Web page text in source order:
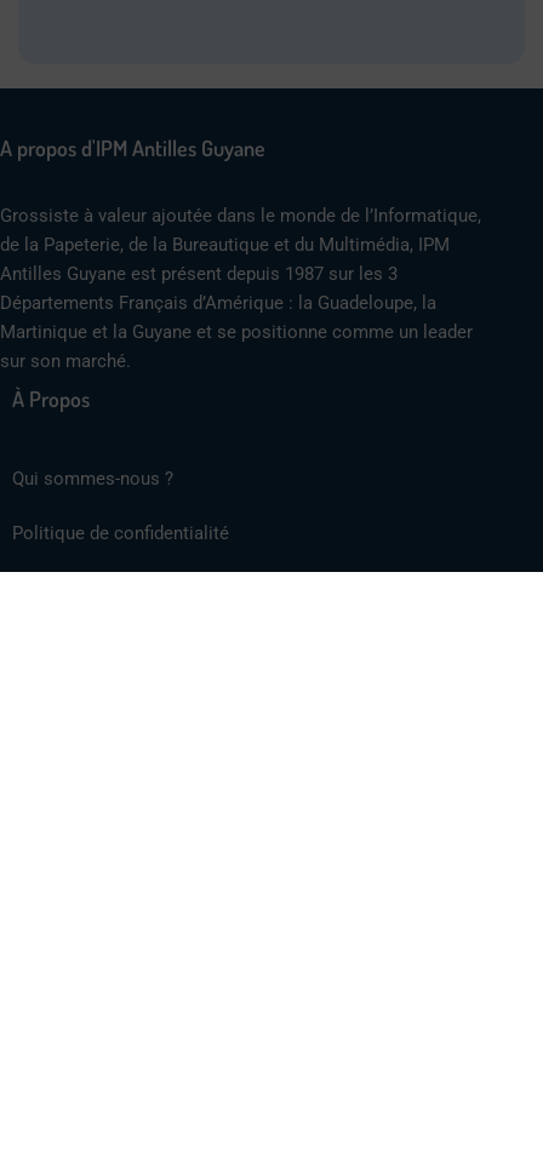
A propos d'IPM Antilles Guyane
Grossiste à valeur ajoutée dans le monde de l’Informatique,
de la Papeterie, de la Bureautique et du Multimédia, IPM
Antilles Guyane est présent depuis 1987 sur les 3
Départements Français d’Amérique : la Guadeloupe, la
Martinique et la Guyane et se positionne comme un leader
sur son marché.
À Propos
Qui sommes-nous ?
Politique de confidentialité